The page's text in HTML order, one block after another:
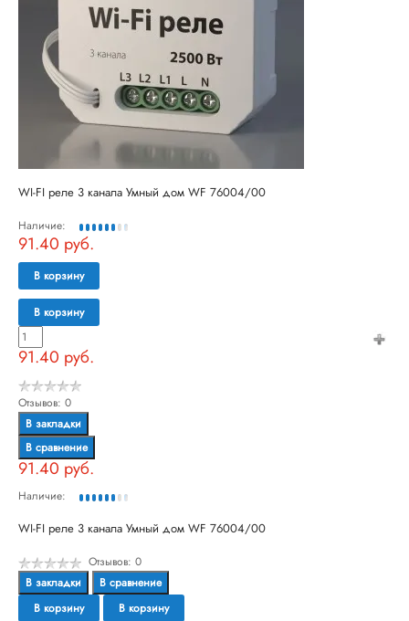
WI-FI реле 3 канала Умный дом WF 76004/00
Наличие:
91.40 руб.
В корзину
В корзину
91.40 руб.
Отзывов: 0
В закладки
В сравнение
91.40 руб.
Наличие:
WI-FI реле 3 канала Умный дом WF 76004/00
Отзывов: 0
В закладки
В сравнение
В корзину
В корзину